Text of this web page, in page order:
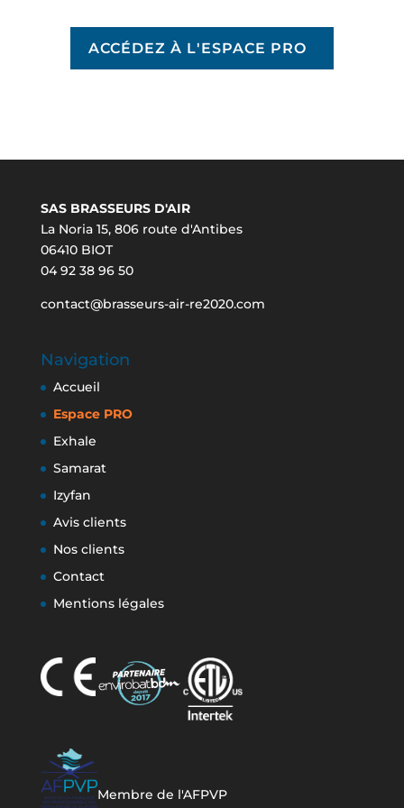
ACCÉDEZ À L'ESPACE PRO
SAS BRASSEURS D'AIR
La Noria 15, 806 route d'Antibes
06410 BIOT
04 92 38 96 50
contact@brasseurs-air-re2020.com
Navigation
Accueil
Espace PRO
Exhale
Samarat
Izyfan
Avis clients
Nos clients
Contact
Mentions légales
Membre de l'AFPVP